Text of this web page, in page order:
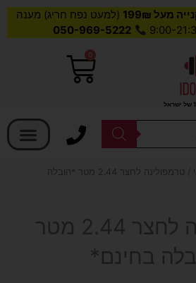
מעל 199₪
(למעט נפח חריג) מענה
050-969-5222
0
עגלת
/ טרמפולינה לחצר 2.44 מטר *הובלה
טרמפולינה לחצר 2.44 מטר
בחינם*